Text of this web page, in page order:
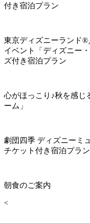
付き宿泊プラン
東京ディズニーランド
イベント「ディズニー
ズ付き宿泊プラン
心がほっこり♪秋を感じ
ーム」
劇団四季 ディズニーミ
チケット付き宿泊プラン
朝食のご案内
<